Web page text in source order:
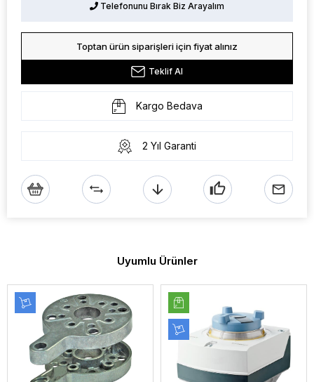
Telefonunu Bırak Biz Arayalım
Toptan ürün siparişleri için fiyat alınız
Teklif Al
Kargo Bedava
2 Yıl Garanti
Uyumlu Ürünler